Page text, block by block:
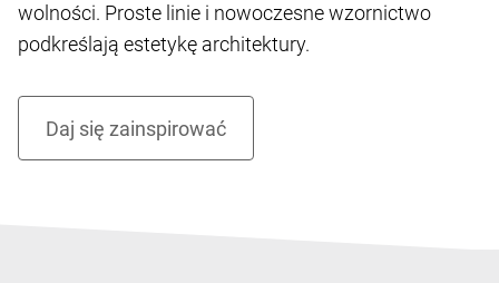
wolności. Proste linie i nowoczesne wzornictwo
podkreślają estetykę architektury.